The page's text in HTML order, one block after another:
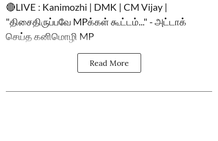
🔴LIVE : Kanimozhi | DMK | CM Vijay |
"திசைதிருப்பவே MPக்கள் கூட்டம்..." - அட்டாக்
செய்த கனிமொழி MP
Read More